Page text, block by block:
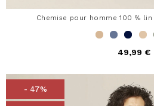
Chemise pour homme 100 %
49,99 €
- 47%